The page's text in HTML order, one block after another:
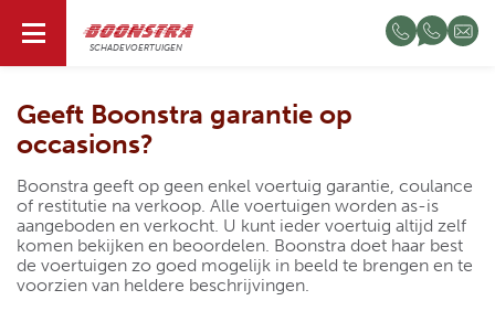
SCHADEVOERTUIGEN
NL
Geeft Boonstra garantie op
occasions?
Boonstra geeft op geen enkel voertuig garantie, coulance
of restitutie na verkoop. Alle voertuigen worden as-is
aangeboden en verkocht. U kunt ieder voertuig altijd zelf
komen bekijken en beoordelen. Boonstra doet haar best
de voertuigen zo goed mogelijk in beeld te brengen en te
voorzien van heldere beschrijvingen.